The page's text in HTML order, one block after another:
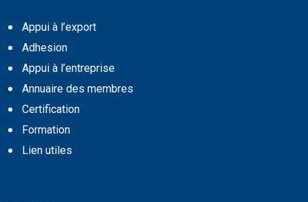
Appui à l’export
Adhesion
Appui à l’entreprise
Annuaire des membres
Certification
Formation
Lien utiles